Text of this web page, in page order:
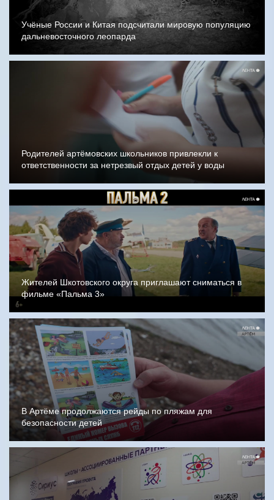
Учёные России и Китая подсчитали мировую популяцию
дальневосточного леопарда
Родителей артёмовских школьников привлекли к
ответственности за нетрезвый отдых детей у воды
Жителей Шкотовского округа приглашают сниматься в
фильме «Пальма 3»
В Артёме продолжаются рейды по пляжам для
безопасности детей